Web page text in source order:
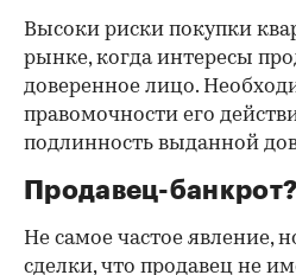
Высоки риски покупки
рынке, когда интересы
доверенное лицо.
правомочности его
подлинность выданной
Продавец-банкрот?
Не самое частое явление,
сделки, что продавец не